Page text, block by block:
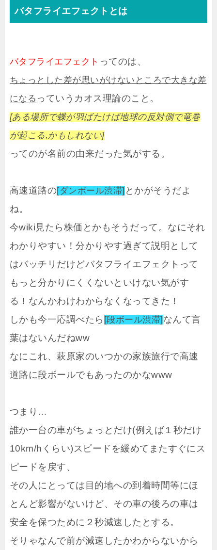
バタフライエフェクトとは
バタフライエフェクト ってのは、
ちょっとした差が思いがけないところで大きな差
になる っていうカオス理論のこと。
[ある場所で蝶が羽ばたけば地球の反対側で竜巻
が起こる,かもしれない]
ってのが名前の由来だった気がする。
高速道路の[ダンボール渋滞] とかがそうだよ
ね。
今wiki見たら株価とかもそうだって。なにそれ
わかりやすい！分かりやす過ぎて説明として
はバッチリだけどバタフライエフェクトって
もっと分かりにくくないといけない気がす
る！なんかわけわからなくなってきた！
しかも今一応調べたら [段ボール渋滞]なんて言
葉はないんだねww
なにこれ、萩原家のいつかの家族旅行で高速
道路に段ボールでもあったのかなwww
つまり…
誰か一台の車がちょっとだけ(例えば１秒だけ
10km/hくらい)スピードを緩めてまたすぐにス
ピードを戻す、
その人にとっては目的地への到着時間等にほ
とんど影響がないけど、その車の後ろの車は
安全を保つために２秒減速したとする。
そりゃなんで前が減速したかわからないから